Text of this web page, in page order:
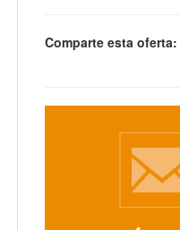
Comparte esta oferta: